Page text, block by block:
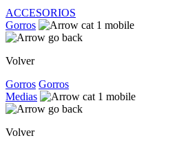
ACCESORIOS
Gorros
Volver
Gorros Gorros
Medias
Volver